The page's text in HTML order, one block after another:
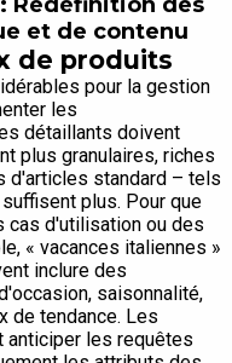
et de contenu
de produits
pour la gestion
les
détaillants doivent
plus granulaires, riches
d'articles standard – tels
plus. Pour que
cas d'utilisation ou des
« vacances italiennes »
inclure des
saisonnalité,
de tendance. Les
anticiper les requêtes